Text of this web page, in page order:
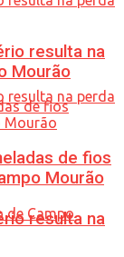
resulta na
resulta na
Mourão
de fios
Mourão